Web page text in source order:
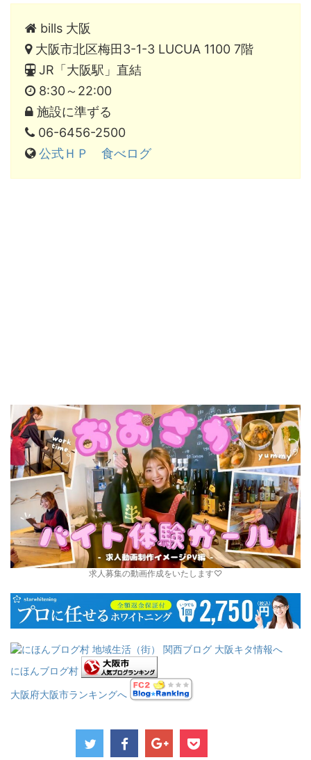
bills 大阪
大阪市北区梅田3-1-3 LUCUA 1100 7階
JR「大阪駅」直結
8:30～22:00
施設に準ずる
06-6456-2500
公式ＨＰ
食べログ
求人募集の動画作成をいたします♡
にほんブログ村
大阪府大阪市ランキングへ